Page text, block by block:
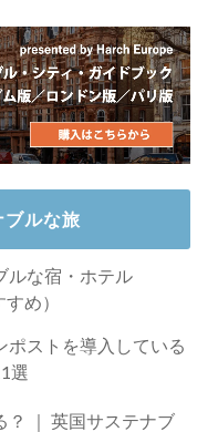
ブルな旅
ルな宿・ホテル
め）
ポストを導入している
選
ナブ